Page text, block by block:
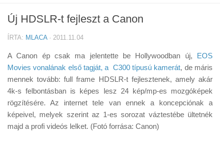
Cikkek
Firmware
Tudástár
Érdekességek
Új HDSLR-t fejleszt a Canon
ÍRTA: MLACA· 2011.11.04
A Canon ép csak ma jelentette be Hollywoodban új, EOS
Movies vonalának első tagját, a C300 típusú kamerát, de máris
mennek tovább: full frame HDSLR-t fejlesztenek, amely akár
4k-s felbontásban is képes lesz 24 kép/mp-es mozgóképek
rögzítésére. Az internet tele van ennek a koncepciónak a
képeivel, melyek szerint az 1-es sorozat váztestébe ültetnék
majd a profi videós lelket. (Fotó forrása: Canon)